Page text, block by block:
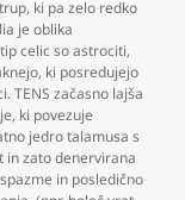
, ki pa zelo redko
je oblika
celic so astrociti,
, ki posredujejo
TENS začasno lajša
, ki povezuje
jedro talamusa s
in zato denervirana
in posledično